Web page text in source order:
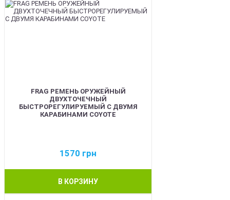
FRAG РЕМЕНЬ ОРУЖЕЙНЫЙ
ДВУХТОЧЕЧНЫЙ
БЫСТРОРЕГУЛИРУЕМЫЙ С ДВУМЯ
КАРАБИНАМИ COYOTE
1570 грн
В КОРЗИНУ